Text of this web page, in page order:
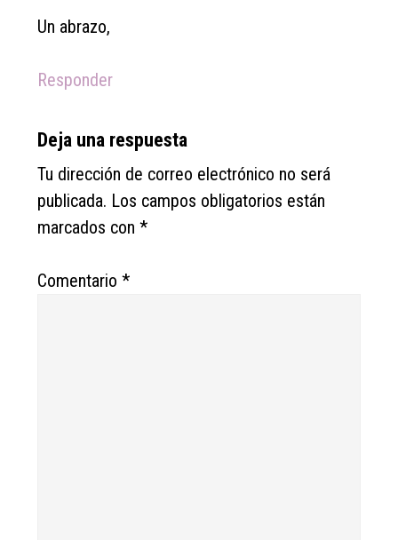
Un abrazo,
Responder
Deja una respuesta
Tu dirección de correo electrónico no será
publicada. Los campos obligatorios están
marcados con*
Comentario*